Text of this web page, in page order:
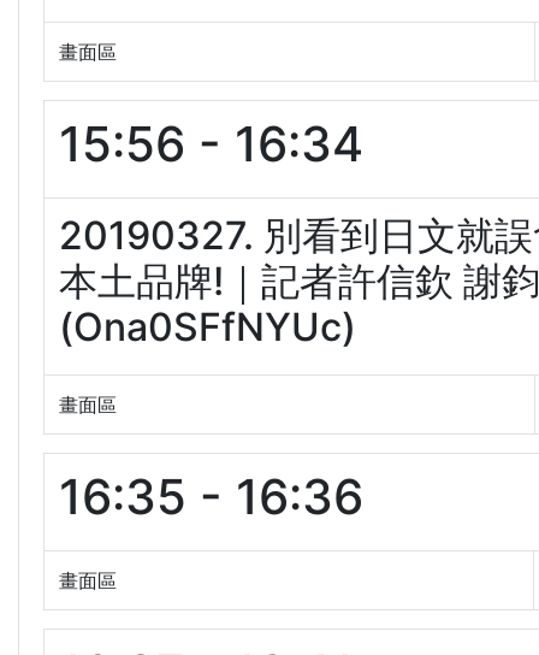
畫面區
15:56 - 16:34
20190327. 別看到日文就
本土品牌!｜記者許信欽 謝
(Ona0SFfNYUc)
畫面區
16:35 - 16:36
畫面區